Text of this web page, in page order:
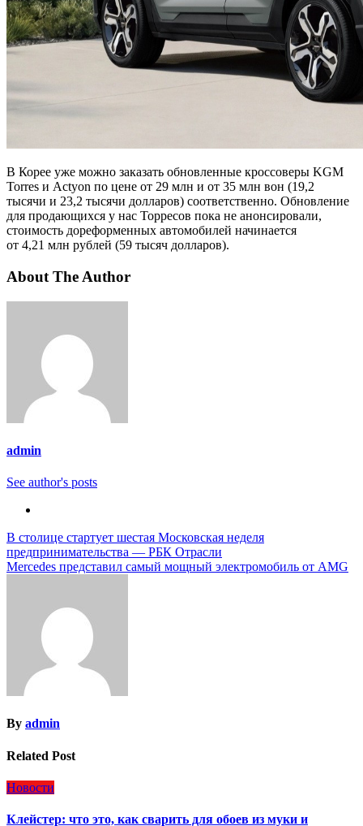
В Корее уже можно заказать обновленные кроссоверы KGM
Torres и Actyon по цене от 29 млн и от 35 млн вон (19,2
тысячи и 23,2 тысячи долларов) соответственно. Обновление
для продающихся у нас Торресов пока не анонсировали,
стоимость дореформенных автомобилей начинается
от 4,21 млн рублей (59 тысяч долларов).
About The Author
admin
See author's posts
Навигация
по
В столице стартует шестая Московская неделя
предпринимательства — РБК Отрасли
Mercedes представил самый мощный электромобиль от AMG
By admin
Related Post
Новости
Клейстер: что это, как сварить для обоев из муки и